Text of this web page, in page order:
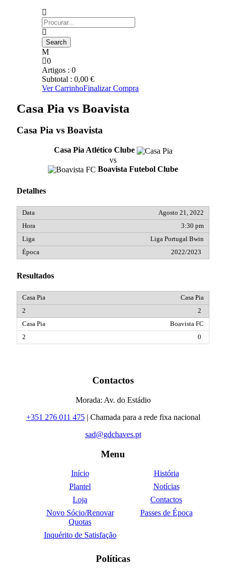
0
Artigos : 0
Subtotal : 0,00 €
Ver CarrinhoFinalizar Compra
Casa Pia vs Boavista
Casa Pia vs Boavista
Casa Pia Atlético Clube
vs
Boavista Futebol Clube
Detalhes
Agosto 21, 2022
3:30 pm
Liga Portugal Bwin
2022/2023
Resultados
Casa Pia
2
Boavista FC
0
Contactos
Morada: Av. do Estádio
+351 276 011 475| Chamada para a rede fixa nacional
sad@gdchaves.pt
Menu
Início
História
Plantel
Notícias
Loja
Contactos
Novo Sócio/Renovar
Quotas
Passes de Época
Inquérito de Satisfação
Políticas